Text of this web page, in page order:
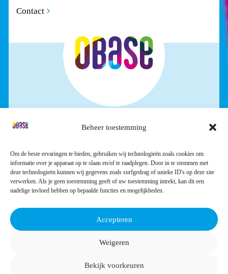
Beheer toestemming
Om de beste ervaringen te bieden, gebruiken wij technologieën zoals cookies om
informatie over je apparaat op te slaan en/of te raadplegen. Door in te stemmen met
deze technologieën kunnen wij gegevens zoals surfgedrag of unieke ID's op deze site
verwerken. Als je geen toestemming geeft of uw toestemming intrekt, kan dit een
nadelige invloed hebben op bepaalde functies en mogelijkheden.
Accepteren
Weigeren
Bekijk voorkeuren
Contact
STICHTING OBASE
Industrieweg 32
4301 RS Zierikzee